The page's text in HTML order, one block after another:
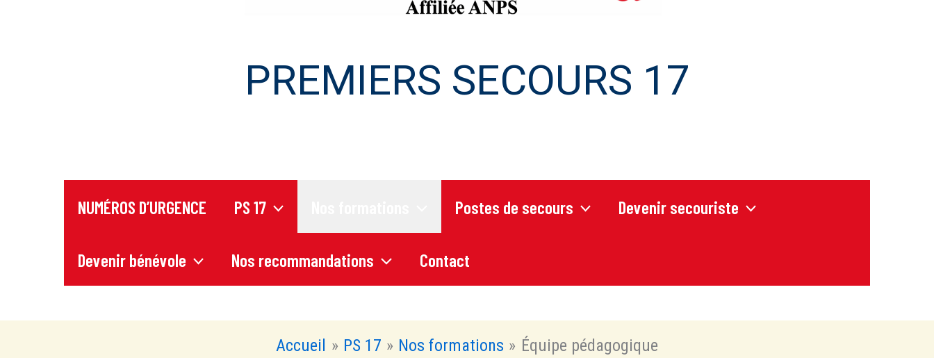
PREMIERS SECOURS 17
NUMÉROS D’URGENCE PS 17 Postes de secours Devenir secouriste
Devenir bénévole Nos recommandations Contact
Accueil PS 17 Nos formations Équipe pédagogique